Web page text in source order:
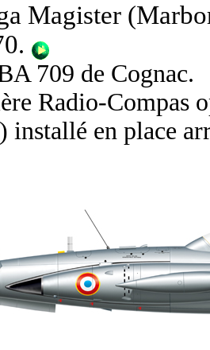
Magister
.
709 de Cognac.
Radio-Compas
installé en place